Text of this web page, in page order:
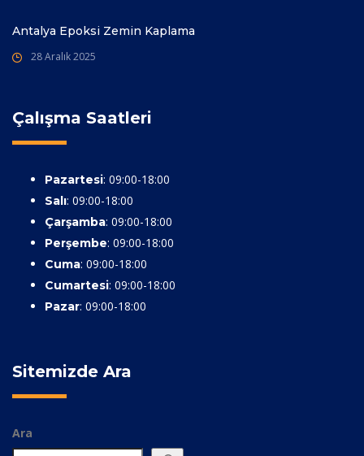
Antalya Epoksi Zemin Kaplama
28 Aralık 2025
Çalışma Saatleri
Pazartesi: 09:00-18:00
Salı: 09:00-18:00
Çarşamba: 09:00-18:00
Perşembe: 09:00-18:00
Cuma: 09:00-18:00
Cumartesi: 09:00-18:00
Pazar: 09:00-18:00
Sitemizde Ara
Ara